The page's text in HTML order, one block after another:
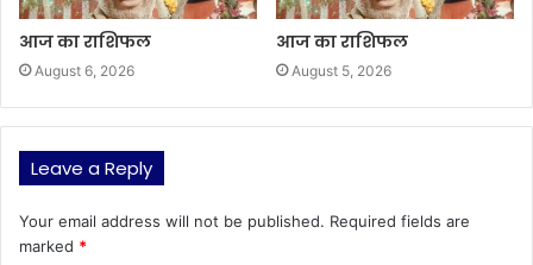
आज का राशिफल
August 6, 2026
आज का राशिफल
August 5, 2026
Leave a Reply
Your email address will not be published. Required fields are
marked *